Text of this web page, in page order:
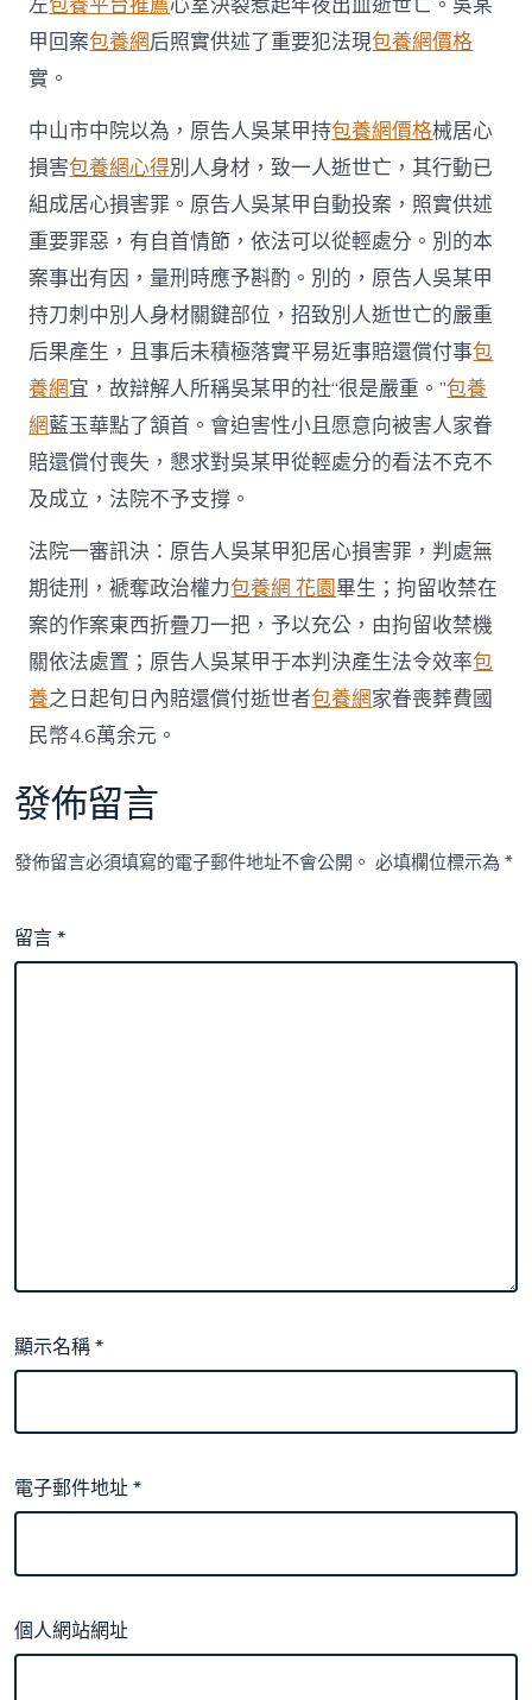
甲回案包養網后照實供述了重要犯法現包養網價格
實。
中山市中院以為，原告人吳某甲持包養網價格械居心
損害包養網心得別人身材，致一人逝世亡，其行動已
組成居心損害罪。原告人吳某甲自動投案，照實供述
重要罪惡，有自首情節，依法可以從輕處分。別的本
案事出有因，量刑時應予斟酌。別的，原告人吳某甲
持刀刺中別人身材關鍵部位，招致別人逝世亡的嚴重
后果產生，且事后未積極落實平易近事賠還償付事包
養網宜，故辯解人所稱吳某甲的社“很是嚴重。”包養
網藍玉華點了頷首。會迫害性小且愿意向被害人家眷
賠還償付喪失，懇求對吳某甲從輕處分的看法不克不
及成立，法院不予支撐。
法院一審訊決：原告人吳某甲犯居心損害罪，判處無
期徒刑，褫奪政治權力包養網 花園畢生；拘留收禁在
案的作案東西折疊刀一把，予以充公，由拘留收禁機
關依法處置；原告人吳某甲于本判決產生法令效率包
養之日起旬日內賠還償付逝世者包養網家眷喪葬費國
民幣4.6萬余元。
發佈留言
發佈留言必須填寫的電子郵件地址不會公開。 必填欄位標示為*
留言*
顯示名稱*
電子郵件地址*
個人網站網址